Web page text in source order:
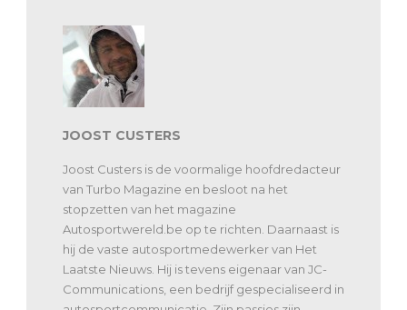
JOOST CUSTERS
Joost Custers is de voormalige hoofdredacteur
van Turbo Magazine en besloot na het
stopzetten van het magazine
Autosportwereld.be op te richten. Daarnaast is
hij de vaste autosportmedewerker van Het
Laatste Nieuws. Hij is tevens eigenaar van JC-
Communications, een bedrijf gespecialiseerd in